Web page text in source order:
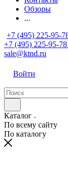
Обзоры
...
+7 (495) 225-95-
+7 (495) 225-95-78
sale@ktnd.ru
Войти
Каталог
По всему сайту
По каталогу